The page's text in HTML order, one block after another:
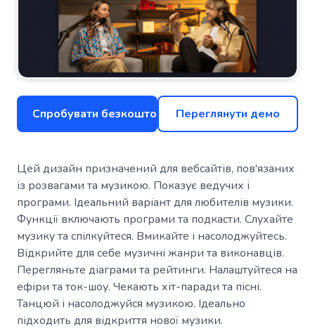
Спробувати безкоштовно Переглянути демо
Цей дизайн призначений для вебсайтів, пов'язаних
із розвагами та музикою. Показує ведучих і
програми. Ідеальний варіант для любителів музики.
Функції включають програми та подкасти. Слухайте
музику та спілкуйтеся. Вмикайте і насолоджуйтесь.
Відкрийте для себе музичні жанри та виконавців.
Перегляньте діаграми та рейтинги. Налаштуйтеся на
ефіри та ток-шоу. Чекають хіт-паради та пісні.
Танцюй і насолоджуйся музикою. Ідеально
підходить для відкриття нової музики.